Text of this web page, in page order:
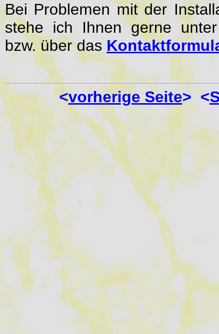
Bei Problemen mit der
stehe ich Ihnen gerne
bzw. über das
<vorherige Seite> <